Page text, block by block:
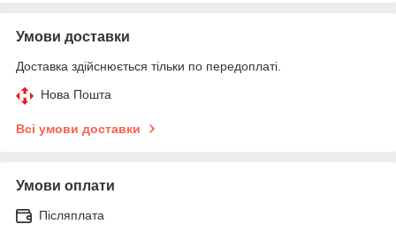
Умови доставки
Доставка здійснюється тільки по передоплаті.
Нова Пошта
Всі умови доставки
Умови оплати
Післяплата